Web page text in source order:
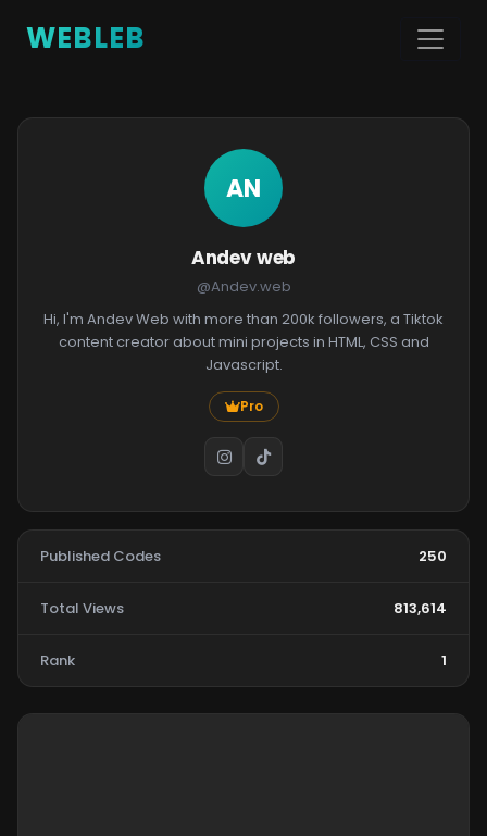
WEBLEB
AN
Andev web
@Andev.web
Hi, I'm Andev Web with more than 200k followers, a Tiktok
content creator about mini projects in HTML, CSS and
Javascript.
Pro
Published Codes 250
Total Views 813,614
Rank 1